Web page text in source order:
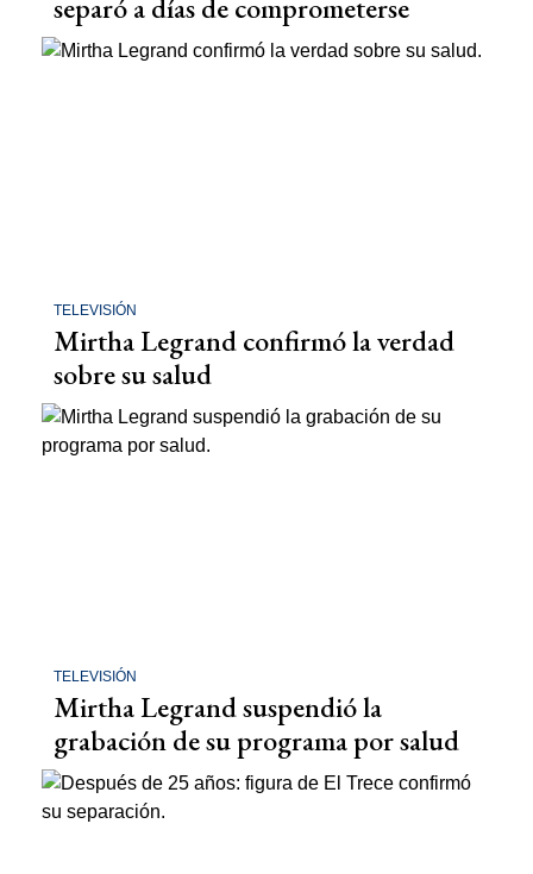
separó a días de comprometerse
TELEVISIÓN
Mirtha Legrand confirmó la verdad
sobre su salud
TELEVISIÓN
Mirtha Legrand suspendió la
grabación de su programa por salud